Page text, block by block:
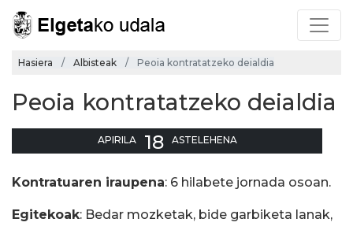
Hasiera Albisteak Peoia kontratatzeko deialdia
Peoia kontratatzeko deialdia
APIRILA 18 ASTELEHENA
Kontratuaren iraupena: 6 hilabete jornada osoan.
Egitekoak: Bedar mozketak, bide garbiketa lanak,